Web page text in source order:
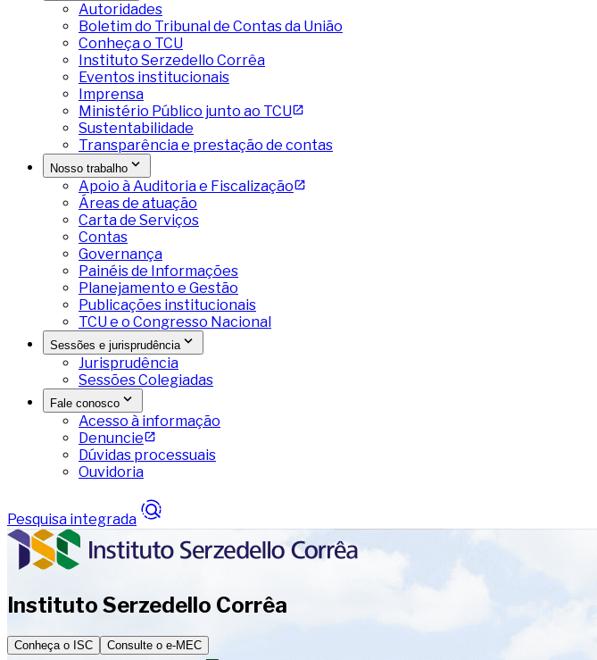
Autoridades
Boletim do Tribunal de Contas da União
Conheça o TCU
Instituto Serzedello Corrêa
Eventos institucionais
Imprensa
Ministério Público junto ao TCU
Sustentabilidade
Transparência e prestação de contas
Nosso trabalho
Apoio à Auditoria e Fiscalização
Áreas de atuação
Carta de Serviços
Contas
Governança
Painéis de Informações
Planejamento e Gestão
Publicações institucionais
TCU e o Congresso Nacional
Sessões e jurisprudência
Jurisprudência
Sessões Colegiadas
Fale conosco
Acesso à informação
Denuncie
Dúvidas processuais
Ouvidoria
Pesquisa integrada
Instituto Serzedello Corrêa
Conheça o ISC Consulte o e-MEC